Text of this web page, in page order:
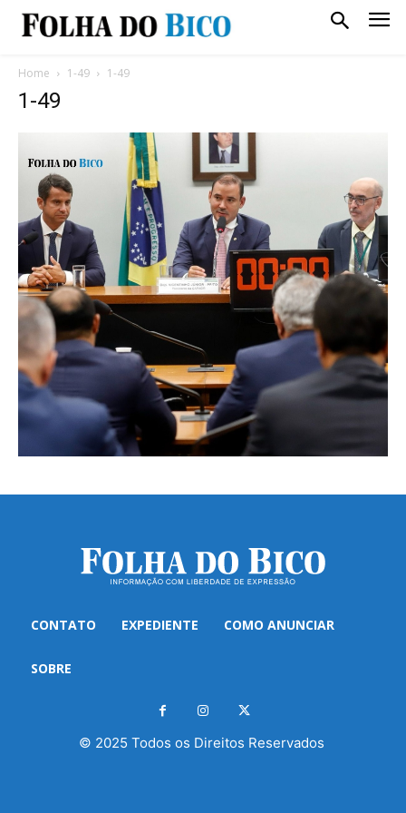
Home 1-49 1-49
1-49
CONTATO EXPEDIENTE COMO ANUNCIAR
SOBRE
© 2025 Todos os Direitos Reservados